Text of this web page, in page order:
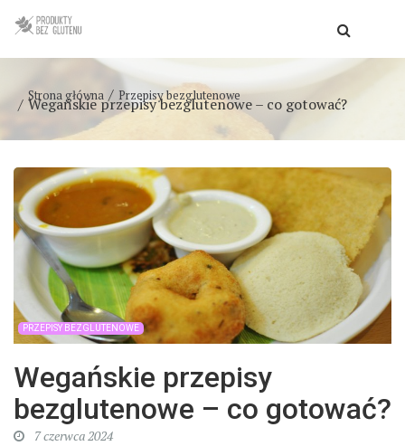
Strona główna Przepisy bezglutenowe
Wegańskie przepisy bezglutenowe – co gotować?
PRZEPISY BEZGLUTENOWE
Wegańskie przepisy
bezglutenowe – co gotować?
7 czerwca 2024